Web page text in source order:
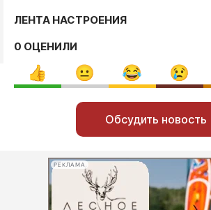
ЛЕНТА НАСТРОЕНИЯ
0 ОЦЕНИЛИ
Обсудить новость
РЕКЛАМА